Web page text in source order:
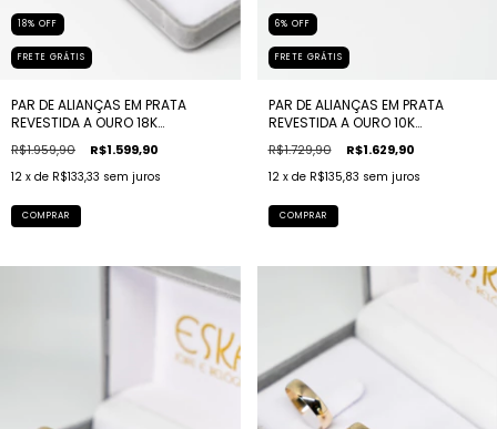
18% OFF
FRETE GRÁTIS
PAR DE ALIANÇAS EM PRATA
REVESTIDA A OURO 18K
TRADICIONAL FINA
R$1.959,90 R$1.599,90
12 x de R$133,33 sem juros
COMPRAR
6% OFF
FRETE GRÁTIS
PAR DE ALIANÇAS EM PRATA
REVESTIDA A OURO 10K
QUADRADA RETA
R$1.729,90 R$1.629,90
12 x de R$135,83 sem juros
COMPRAR